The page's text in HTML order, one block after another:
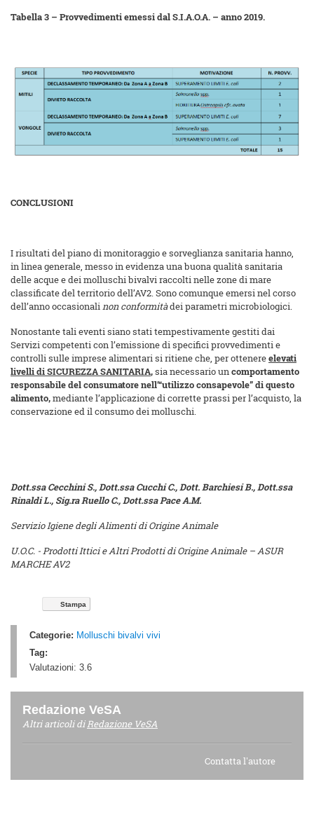
Tabella 3 – Provvedimenti emessi dal S.I.A.O.A. – anno 2019.
CONCLUSIONI
I risultati del piano di monitoraggio e sorveglianza sanitaria hanno,
in linea generale, messo in evidenza una buona qualità sanitaria
delle acque e dei molluschi bivalvi raccolti nelle zone di mare
classificate del territorio dell’AV2. Sono comunque emersi nel corso
dell’anno occasionalinon conformitàdei parametri microbiologici.
Nonostante tali eventi siano stati tempestivamente gestiti dai
Servizi competenti con l’emissione di specifici provvedimenti e
controlli sulle imprese alimentari si ritiene che, per ottenereelevati
livelli di SICUREZZA SANITARIA,sia necessario uncomportamento
responsabile del consumatore nell’“utilizzo consapevole” di questo
alimento,mediante l’applicazione di corrette prassi per l’acquisto, la
conservazione ed il consumo dei molluschi.
Dott.ssa Cecchini S., Dott.ssa Cucchi C., Dott. Barchiesi B., Dott.ssa
Rinaldi L., Sig.ra Ruello C., Dott.ssa Pace A.M.
Servizio Igiene degli Alimenti di Origine Animale
U.O.C. - Prodotti Ittici e Altri Prodotti di Origine Animale – ASUR
MARCHE AV2
Stampa
Categorie: Molluschi bivalvi vivi
Tag:
Valutazioni: 3.6
Redazione VeSA
Altri articoli diRedazione VeSA
Contatta l'autore